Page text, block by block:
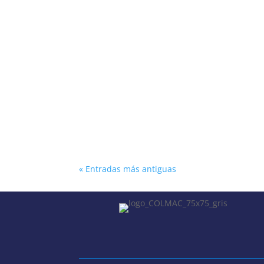
« Entradas más antiguas